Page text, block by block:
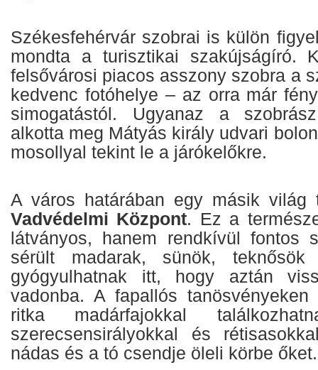
Székesfehérvár szobrai is külön
mondta a turisztikai szakújságíró.
felsővárosi piacos asszony szobra a
kedvenc fotóhelye – az orra már
simogatástól. Ugyanaz a
alkotta meg Mátyás király udvari
mosollyal tekint le a járókelőkre.
A város határában egy másik
Vadvédelmi Központ. Ez a
látványos, hanem rendkívül fontos
sérült madarak, sünök,
gyógyulhatnak itt, hogy aztán
vadonba. A fapallós
ritka madárfajokkal
szerecsensirályokkal és
nádas és a tó csendje öleli körbe őket.